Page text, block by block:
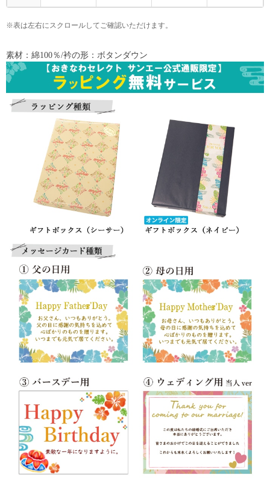
※表は左右にスクロールしてご確認いただけます。
素材：綿100％/衿の形：ボタンダウン